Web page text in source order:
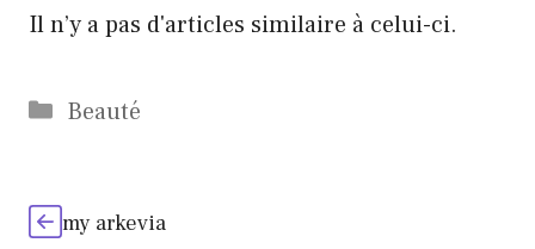
Il n’y a pas d'articles similaire à celui-ci.
Catégories
Beauté
my arkevia